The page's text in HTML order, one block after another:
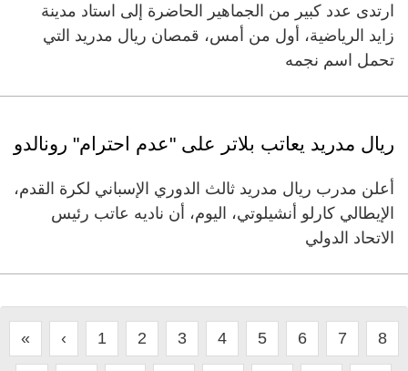
ارتدى عدد كبير من الجماهير الحاضرة إلى استاد مدينة
زايد الرياضية، أول من أمس، قمصان ريال مدريد التي
تحمل اسم نجمه
ريال مدريد يعاتب بلاتر على "عدم احترام" رونالدو
أعلن مدرب ريال مدريد ثالث الدوري الإسباني لكرة القدم،
الإيطالي كارلو أنشيلوتي، اليوم، أن ناديه عاتب رئيس
الاتحاد الدولي
« ‹ 1 2 3 4 5 6 7 8